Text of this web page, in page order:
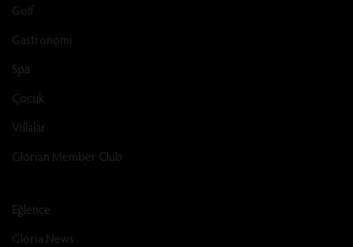
Golf
Gastronomi
Spa
Çocuk
Villalar
Glorian Member Club
Eğlence
Gloria News